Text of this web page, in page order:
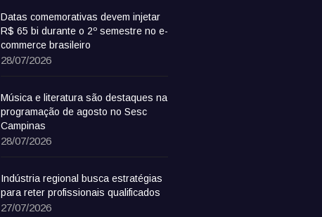
Datas comemorativas devem injetar
R$ 65 bi durante o 2º semestre no e-
commerce brasileiro
28/07/2026
Música e literatura são destaques na
programação de agosto no Sesc
Campinas
28/07/2026
Indústria regional busca estratégias
para reter profissionais qualificados
27/07/2026